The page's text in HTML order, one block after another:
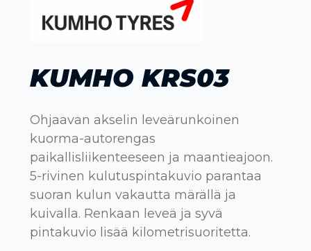
KUMHO KRS03
Ohjaavan akselin leveärunkoinen
kuorma-autorengas
paikallisliikenteeseen ja maantieajoon.
5-rivinen kulutuspintakuvio parantaa
suoran kulun vakautta märällä ja
kuivalla. Renkaan leveä ja syvä
pintakuvio lisää kilometrisuoritetta.